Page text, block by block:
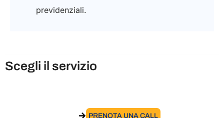
previdenziali.
Scegli il servizio
PRENOTA UNA CALL